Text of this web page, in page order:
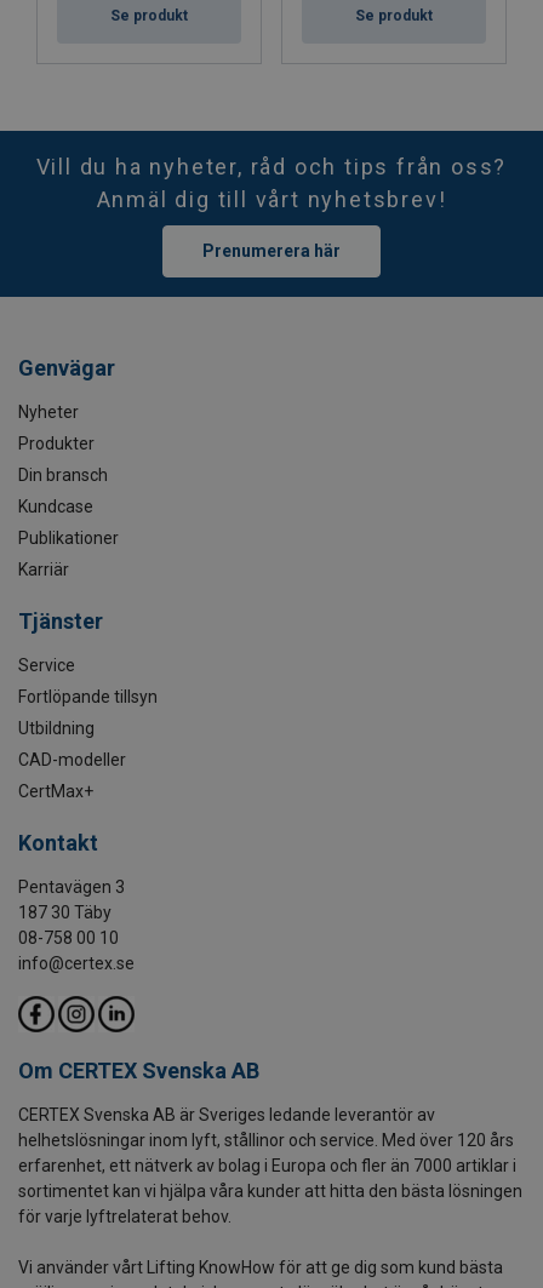
Se produkt Se produkt
Vill du ha nyheter, råd och tips från oss?
Anmäl dig till vårt nyhetsbrev!
Prenumerera här
Genvägar
Nyheter
Produkter
Din bransch
Kundcase
Publikationer
Karriär
Tjänster
Service
Fortlöpande tillsyn
Utbildning
CAD-modeller
CertMax+
Kontakt
Pentavägen 3
187 30 Täby
08-758 00 10
info@certex.se
Om CERTEX Svenska AB
CERTEX Svenska AB är Sveriges ledande leverantör av
helhetslösningar inom lyft, stållinor och service. Med över 120 års
erfarenhet, ett nätverk av bolag i Europa och fler än 7000 artiklar i
sortimentet kan vi hjälpa våra kunder att hitta den bästa lösningen
för varje lyftrelaterat behov.
Vi använder vårt Lifting KnowHow för att ge dig som kund bästa